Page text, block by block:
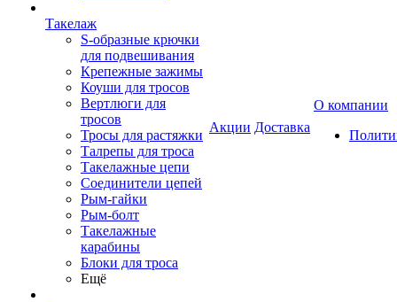
Такелаж
S-образные крючки
для подвешивания
Крепежные зажимы
Коуши для тросов
Вертлюги для
тросов
Тросы для растяжки
Талрепы для троса
Такелажные цепи
Соединители цепей
Рым-гайки
Рым-болт
Такелажные
карабины
Блоки для троса
Ещё
Акции Доставка
О компании